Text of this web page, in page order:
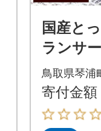
国産と
ランサ
切 不揃
り 個包
鳥取県琴浦
寄付金額